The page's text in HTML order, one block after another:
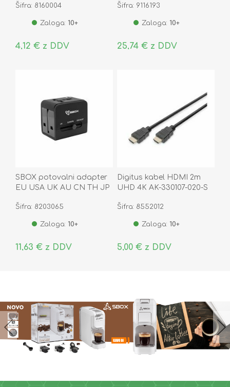
Šifra: 8160004
Zaloga: 10+
4,12 € z DDV
Šifra: 9116193
Zaloga: 10+
25,74 € z DDV
SBOX potovalni adapter
EU USA UK AU CN TH JP
Šifra: 8203065
Zaloga: 10+
11,63 € z DDV
Digitus kabel HDMI 2m
UHD 4K AK-330107-020-S
Šifra: 8552012
Zaloga: 10+
5,00 € z DDV